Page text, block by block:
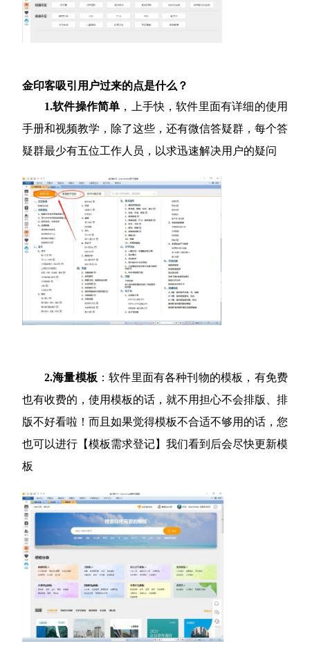
金印客吸引用户过来的点是什么？
1.软件操作简单 ，上手快，软件里面有详细的使用
手册和视频教学，除了这些，还有微信答疑群，每个答
疑群最少有五位工作人员，以求迅速解决用户的疑问
2.海量模板 ：软件里面有各种刊物的模板，有免费
也有收费的，使用模板的话，就不用担心不会排版、排
版不好看啦！而且如果觉得模板不合适不够用的话，您
也可以进行【模板需求登记】我们看到后会尽快更新模
板